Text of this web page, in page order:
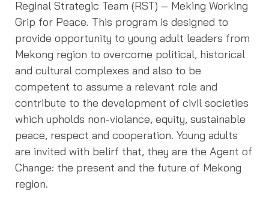
Reginal Strategic Team (RST) – Meking Working
Grip for Peace. This program is designed to
provide opportunity to young adult leaders from
Mekong region to overcome political, historical
and cultural complexes and also to be
competent to assume a relevant role and
contribute to the development of civil societies
which upholds non-violance, equity, sustainable
peace, respect and cooperation. Young adults
are invited with belirf that, they are the Agent of
Change: the present and the future of Mekong
region.